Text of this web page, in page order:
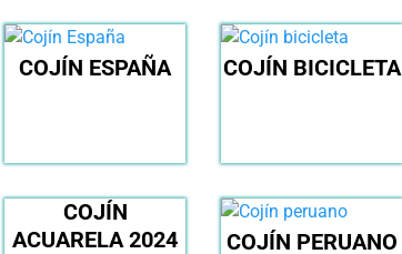
COJÍN ESPAÑA COJÍN BICICLETA
COJÍN
ACUARELA 2024
COJÍN PERUANO